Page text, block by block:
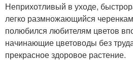
Неприхотливый в уходе,
легко размножающийся
полюбился любителям цветов
начинающие цветоводы без
прекрасное здоровое растение.